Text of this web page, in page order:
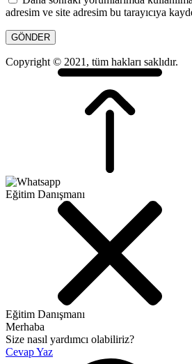
adresim ve site adresim bu tarayıcıya
Copyright © 2021, tüm hakları saklıdır.
Eğitim Danışmanı
Eğitim Danışmanı
Merhaba
Size nasıl yardımcı olabiliriz?
Cevap Yaz